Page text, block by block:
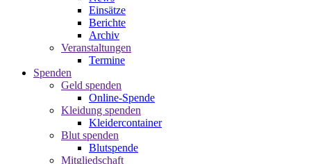
Einsätze
Berichte
Archiv
Veranstaltungen
Termine
Spenden
Geld spenden
Online-Spende
Kleidung spenden
Kleidercontainer
Blut spenden
Blutspende
Mitgliedschaft